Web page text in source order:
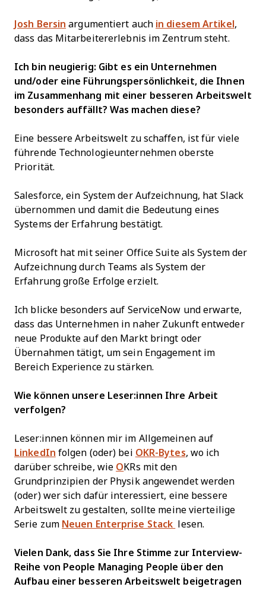
Josh Bersin argumentiert auch in diesem Artikel ,
dass das Mitarbeitererlebnis im Zentrum steht.
Ich bin neugierig: Gibt es ein Unternehmen
und/oder eine Führungspersönlichkeit, die Ihnen
im Zusammenhang mit einer besseren Arbeitswelt
besonders auffällt? Was machen diese?
Eine bessere Arbeitswelt zu schaffen, ist für viele
führende Technologieunternehmen oberste
Priorität.
Salesforce, ein System der Aufzeichnung, hat Slack
übernommen und damit die Bedeutung eines
Systems der Erfahrung bestätigt.
Microsoft hat mit seiner Office Suite als System der
Aufzeichnung durch Teams als System der
Erfahrung große Erfolge erzielt.
Ich blicke besonders auf ServiceNow und erwarte,
dass das Unternehmen in naher Zukunft entweder
neue Produkte auf den Markt bringt oder
Übernahmen tätigt, um sein Engagement im
Bereich Experience zu stärken.
Wie können unsere Leser:innen Ihre Arbeit
verfolgen?
Leser:innen können mir im Allgemeinen auf
LinkedIn folgen (oder) bei OKR-Bytes, wo ich
darüber schreibe, wie O KRs mit den
Grundprinzipien der Physik angewendet werden
(oder) wer sich dafür interessiert, eine bessere
Arbeitswelt zu gestalten, sollte meine vierteilige
Serie zum Neuen Enterprise Stack lesen.
Vielen Dank, dass Sie Ihre Stimme zur Interview-
Reihe von People Managing People über den
Aufbau einer besseren Arbeitswelt beigetragen